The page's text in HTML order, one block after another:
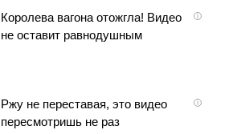
i
Королева вагона отожгла! Видео
не оставит равнодушным
i
Ржу не переставая, это видео
пересмотришь не раз